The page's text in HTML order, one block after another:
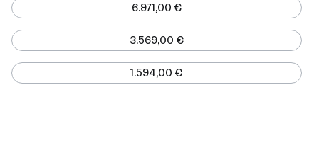
6.971,00 €
3.569,00 €
1.594,00 €